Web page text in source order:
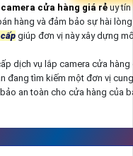
camera cửa hàng giá rẻuy tín
hàng và đảm bảo sự hài
giúp đơn vị này xây dựng
dịch vụ lắp camera cửa
đang tìm kiếm một đơn vị
an toàn cho cửa hàng của